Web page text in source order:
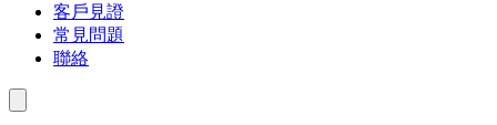
客戶見證
常見問題
聯絡